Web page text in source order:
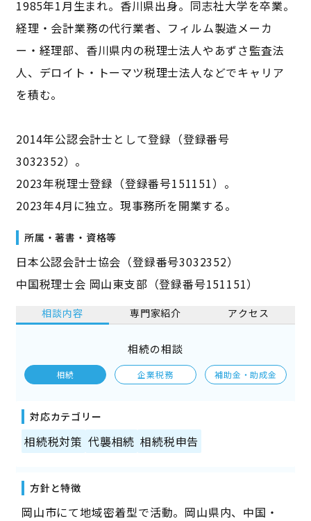
1985年1月生まれ。香川県出身。同志社大学を卒業。
経理・会計業務の代行業者、フィルム製造メーカ
ー・経理部、香川県内の税理士法人やあずさ監査法
人、デロイト・トーマツ税理士法人などでキャリア
を積む。
2014年公認会計士として登録（登録番号
3032352）。
2023年税理士登録（登録番号151151）。
2023年4月に独立。現事務所を開業する。
所属・著書・資格等
日本公認会計士協会（登録番号3032352）
中国税理士会 岡山東支部（登録番号151151）
相談内容 専門家紹介 アクセス
相続の相談
相続 企業税務 補助金・助成金
対応カテゴリー
相続税対策 代襲相続 相続税申告
方針と特徴
岡山市にて地域密着型で活動。岡山県内、中国・